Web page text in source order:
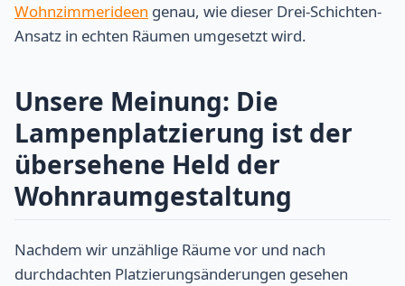
Wohnzimmerideen genau, wie dieser Drei-Schichten-
Ansatz in echten Räumen umgesetzt wird.
Unsere Meinung: Die
Lampenplatzierung ist der
übersehene Held der
Wohnraumgestaltung
Nachdem wir unzählige Räume vor und nach
durchdachten Platzierungsänderungen gesehen